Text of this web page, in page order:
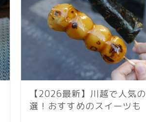
【2026最新】川越で人気
選！おすすめのスイーツも